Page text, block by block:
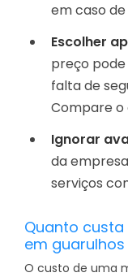
em caso de
Escolher
preço
falta de
Compare o
Ignorar
da
serviços
Quanto
em guarulhos
O custo de uma